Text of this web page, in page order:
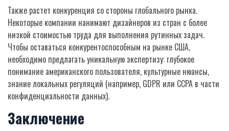
Также растет конкуренция со стороны глобального рынка.
Некоторые компании нанимают дизайнеров из стран с более
низкой стоимостью труда для выполнения рутинных задач.
Чтобы оставаться конкурентоспособным на рынке США,
необходимо предлагать уникальную экспертизу: глубокое
понимание американского пользователя, культурные нюансы,
знание локальных регуляций (например, GDPR или CCPA в части
конфиденциальности данных).
Заключение